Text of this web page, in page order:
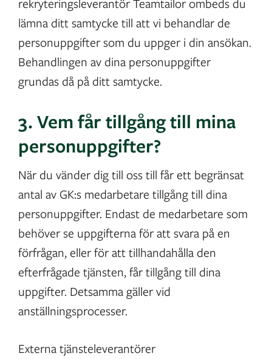
rekryteringsleverantör Teamtailor ombeds du
lämna ditt samtycke till att vi behandlar de
personuppgifter som du uppger i din ansökan.
Behandlingen av dina personuppgifter
grundas då på ditt samtycke.
3. Vem får tillgång till mina
personuppgifter?
När du vänder dig till oss till får ett begränsat
antal av GK:s medarbetare tillgång till dina
personuppgifter. Endast de medarbetare som
behöver se uppgifterna för att svara på en
förfrågan, eller för att tillhandahålla den
efterfrågade tjänsten, får tillgång till dina
uppgifter. Detsamma gäller vid
anställningsprocesser.
Externa tjänsteleverantörer